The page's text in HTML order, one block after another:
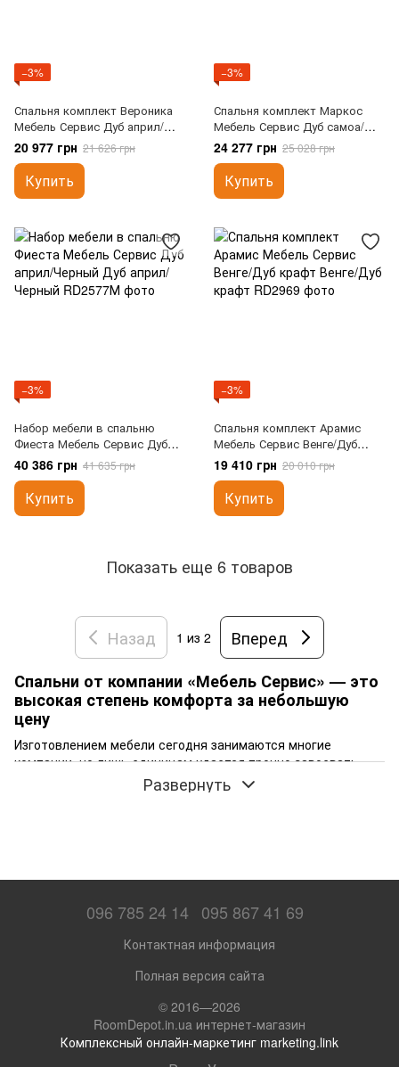
−3%
Спальня комплект Вероника
Мебель Сервис Дуб април/
Венге
20 977 грн 21 626 грн
Купить
−3%
Спальня комплект Маркос
Мебель Сервис Дуб самоа/
Белый
24 277 грн 25 028 грн
Купить
−3%
Набор мебели в спальню
Фиеста Мебель Сервис Дуб
април/Черный
40 386 грн 41 635 грн
Купить
−3%
Спальня комплект Арамис
Мебель Сервис Венге/Дуб
крафт
19 410 грн 20 010 грн
Купить
Показать еще 6 товаров
Назад 1 из 2
Вперед
Спальни от компании «Мебель Сервис» — это
высокая степень комфорта за небольшую
цену
Изготовлением мебели сегодня занимаются многие
компании, но лишь единицам удается прочно завоевать
этот сегмент отечественного рынка. Компания «Мебель
Сервис», это украинский производитель, чья продукция
Развернуть
096 785 24 14 095 867 41 69
Контактная информация
Полная версия сайта
© 2016—2026
RoomDepot.in.ua интернет-магазин
Комплексный онлайн-маркетинг marketing.link